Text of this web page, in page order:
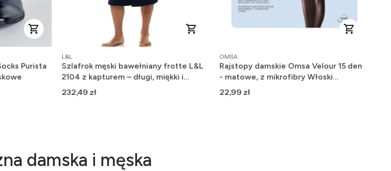
Purista
PRODUCENT
L&L
Szlafrok męski bawełniany frotte L&L
2104 z kapturem – długi, miękki i
wygodny
Cena
232,49 zł
PRODUCENT
OMSA
Rajstopy damskie Omsa Velour 15 den
- matowe, z mikrofibry Włoski
Producent
Cena
22,99 zł
damska i męska